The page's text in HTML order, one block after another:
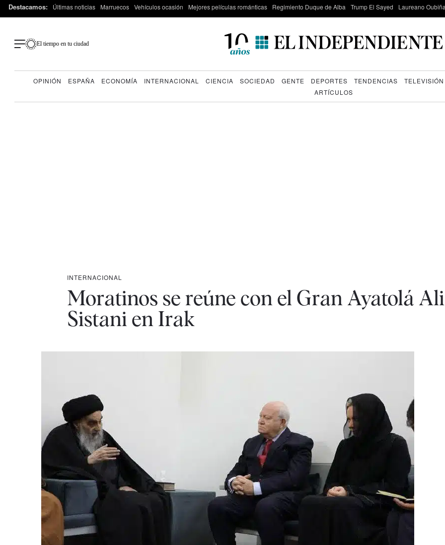
Destacamos: Últimas noticias Marruecos Vehículos ocasión Mejores películas románticas Regimiento Duque de Alba Trump El Sayed Laureano
El tiempo en tu ciudad
OPINIÓN ESPAÑA ECONOMÍA INTERNACIONAL CIENCIA SOCIEDAD GENTE DEPORTES TENDENCIAS TELEVISIÓN
ARTÍCULOS
INTERNACIONAL
Moratinos se reúne con el Gran Ayatolá
Sistani en Irak